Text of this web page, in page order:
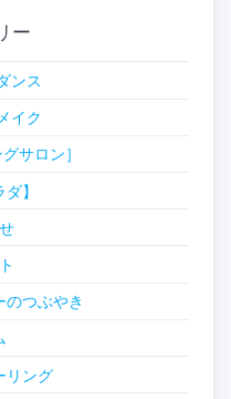
ー
ンス
イク
サロン］
】
のつぶやき
リング